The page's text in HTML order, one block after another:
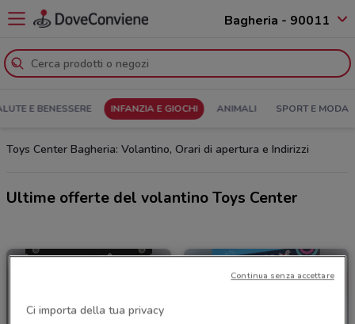
Bagheria - 90011
E BENESSERE INFANZIA E GIOCHI ANIMALI SPORT E MODA
Toys Center Bagheria: Volantino, Orari di apertura e Indirizzi
Ultime offerte del volantino Toys Center
Ci importa della tua privacy
Continua senza accettare